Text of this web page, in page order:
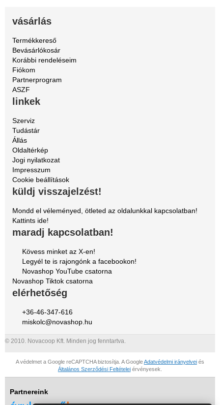
vásárlás
Termékkereső
Bevásárlókosár
Korábbi rendeléseim
Fiókom
Partnerprogram
ASZF
linkek
Szerviz
Tudástár
Állás
Oldaltérkép
Jogi nyilatkozat
Impresszum
Cookie beállítások
küldj visszajelzést!
Mondd el véleményed, ötleted az oldalunkkal kapcsolatban!
Kattints ide!
maradj kapcsolatban!
Kövess minket az X-en!
Legyél te is rajongónk a facebookon!
Novashop YouTube csatorna
Novashop Tiktok csatorna
elérhetőség
+36-46-347-616
miskolc@novashop.hu
© 2010. Novacoop Kft. Minden jog fenntartva.
A védelmet a Google reCAPTCHA biztosítja. A GoogleAdatvédelmi irányelvei és
Általános Szerződési Feltételei érvényesek.
Partnereink